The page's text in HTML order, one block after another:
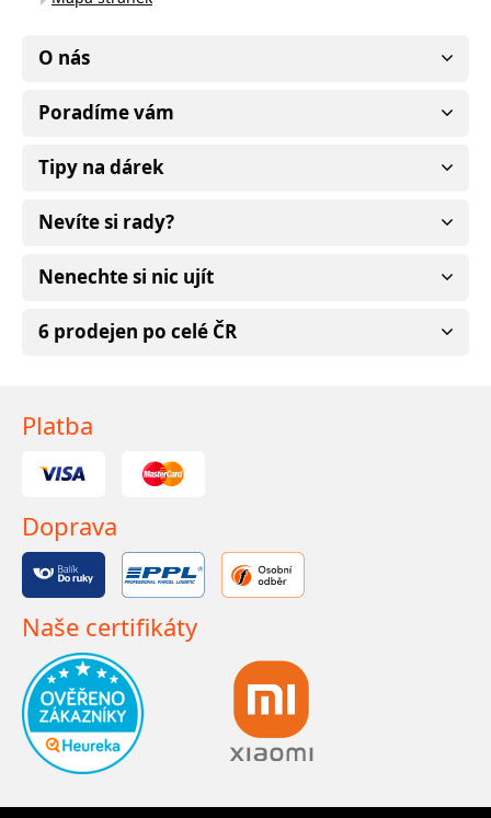
O nás
Poradíme vám
Tipy na dárek
Nevíte si rady?
Nenechte si nic ujít
6 prodejen po celé ČR
Platba
Doprava
Naše certifikáty